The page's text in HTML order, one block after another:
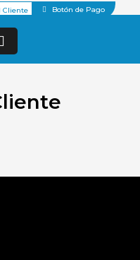
Cliente Botón de Pago